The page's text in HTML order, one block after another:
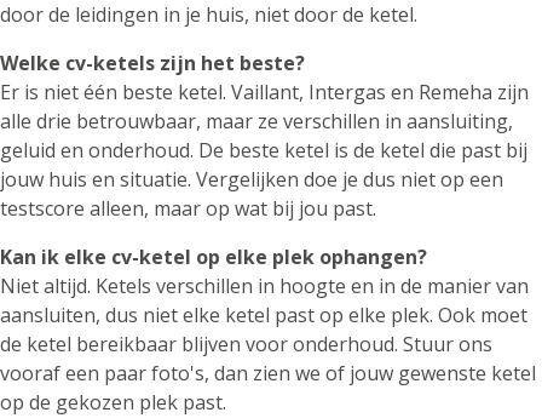
door de leidingen in je huis, niet door de ketel.
Welke cv-ketels zijn het beste?
Er is niet één beste ketel. Vaillant, Intergas en Remeha zijn
alle drie betrouwbaar, maar ze verschillen in aansluiting,
geluid en onderhoud. De beste ketel is de ketel die past bij
jouw huis en situatie. Vergelijken doe je dus niet op een
testscore alleen, maar op wat bij jou past.
Kan ik elke cv-ketel op elke plek ophangen?
Niet altijd. Ketels verschillen in hoogte en in de manier van
aansluiten, dus niet elke ketel past op elke plek. Ook moet
de ketel bereikbaar blijven voor onderhoud. Stuur ons
vooraf een paar foto's, dan zien we of jouw gewenste ketel
op de gekozen plek past.